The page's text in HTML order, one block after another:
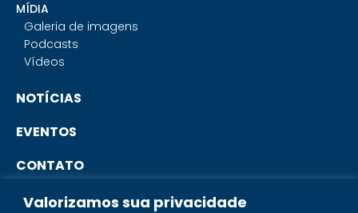
Valorizamos sua privacidade
MÍDIA
Galeria de imagens
Podcasts
Vídeos
NOTÍCIAS
EVENTOS
CONTATO